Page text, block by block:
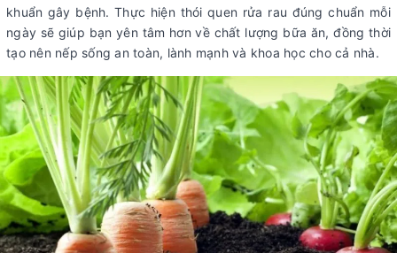
khuẩn gây bệnh. Thực hiện thói quen rửa rau đúng chuẩn mỗi
ngày sẽ giúp bạn yên tâm hơn về chất lượng bữa ăn, đồng thời
tạo nên nếp sống an toàn, lành mạnh và khoa học cho cả nhà.